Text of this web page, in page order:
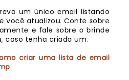
um único email listando
você atualizou. Conte sobre
e fale sobre o brinde
caso tenha criado um.
criar uma lista de email